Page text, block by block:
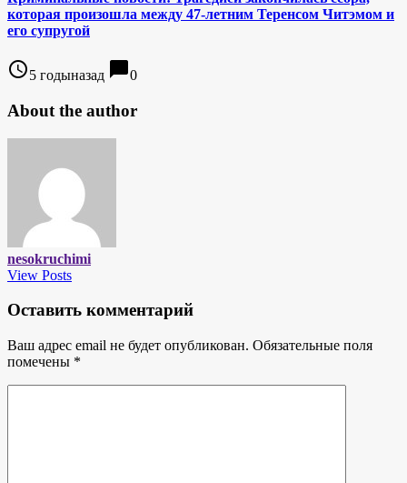
которая произошла между 47-летним Теренсом Читэмом и
его супругой
access_time5 годыназад chat_bubble0
About the author
nesokruchimi
View Posts
Оставить комментарий
Ваш адрес email не будет опубликован. Обязательные поля
помечены *